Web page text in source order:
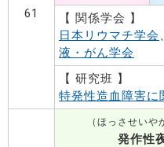
61
【 関係学会 】
日本リウマチ学会 、
液・がん学会
【 研究班 】
特発性造血障害に
（ほっさせいや
発作性